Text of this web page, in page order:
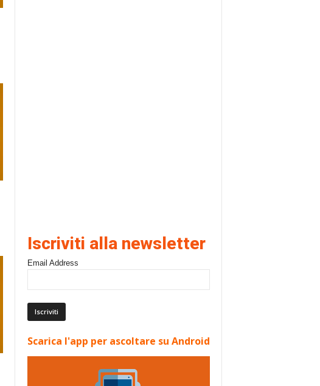
Iscriviti alla newsletter
Email Address
Scarica l'app per ascoltare su Android